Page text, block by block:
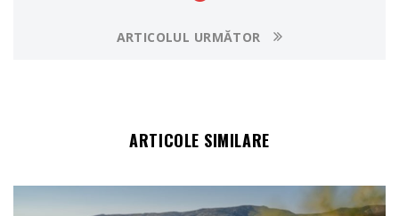
ARTICOLUL URMĂTOR
ARTICOLE SIMILARE